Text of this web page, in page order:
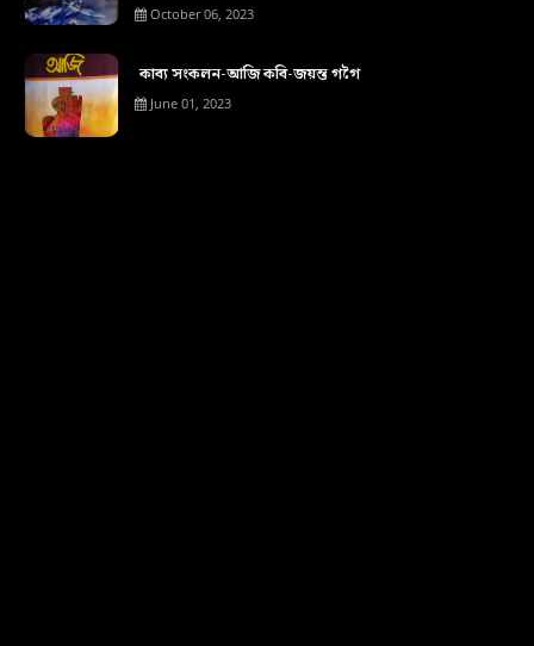
October 06, 2023
কাব্য সংকলন-আজি কবি-জয়ন্ত গগৈ
June 01, 2023